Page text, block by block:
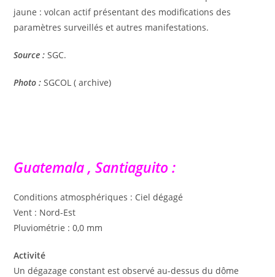
jaune : volcan actif présentant des modifications des
paramètres surveillés et autres manifestations.
Source : SGC.
Photo : SGCOL ( archive)
Guatemala , Santiaguito :
Conditions atmosphériques : Ciel dégagé
Vent : Nord-Est
Pluviométrie : 0,0 mm
Activité
Un dégazage constant est observé au-dessus du dôme